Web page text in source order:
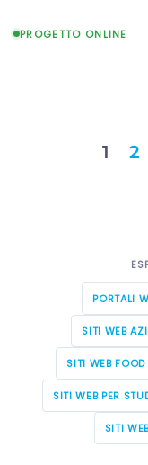
PROGETTO ONLINE
1 2
PORTALI
SITI WEB
SITI WEB FOOD
SITI WEB PER
SITI